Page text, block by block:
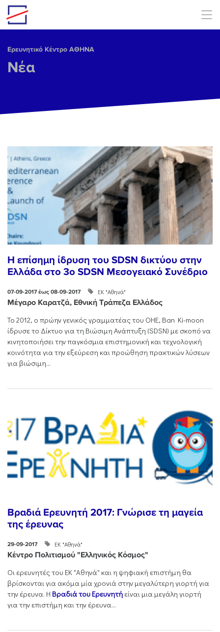
Skip to main content
Ερευνητικό Κέντρο ΑΘΗΝΑ
Νέα
Η επίσημη ίδρυση του SDSN δικτύου στην
Ελλάδα στο 3o SDSN Mεσογειακό Συνέδριο
07-09-2017 έως 08-09-2017 ΕΚ "Αθηνά"
Μέγαρο Καρατζά, Εθνική Τράπεζα Ελλάδος
Το 2012, ο πρώην γενικός γραμματέας του ΟΗΕ, Ban Ki-moon
ίδρυσε το Δίκτυο για τη Βιώσιμη Ανάπτυξη (SDSN) με σκοπό να
κινητοποιήσει την παγκόσμια επιστημονική και τεχνολογική
κοινότητα για την εξεύρεση και προώθηση πρακτικών λύσεων
για βιώσιμη...
Βραδιά Ερευνητή 2017: Γνώρισε τη μαγεία
της έρευνας
29-09-2017 ΕΚ "Αθηνά"
Κέντρο Πολιτισμού "Ελληνικός Κόσμος"
Οι ερευνητές του ΕΚ "Αθηνά" και η ψηφιακή επιστήμη θα
βρίσκονται για ακόμα μία χρονιά στην μεγαλύτερη γιορτή για
την έρευνα. H Βραδιά του Ερευνητή είναι μια μεγάλη γιορτή
για την επιστήμη και την έρευνα...